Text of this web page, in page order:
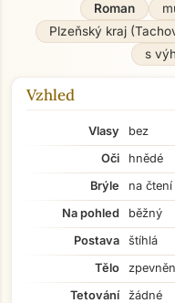
Roman
Plzeňský kraj
s
Vzhled
Vlasy
bez
Oči
hnědé
Brýle
na čtení
Na pohled
běžný
Postava
štíhlá
Tělo
Tetování
žádné